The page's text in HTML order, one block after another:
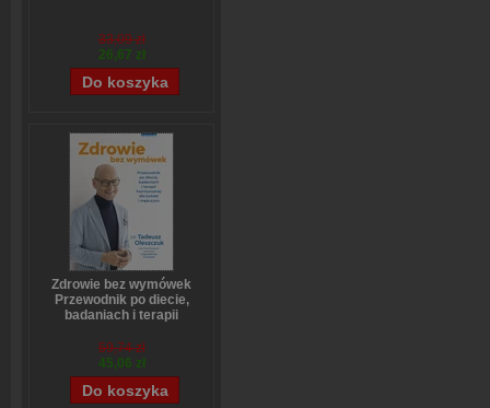
33,09 zł
26,67 zł
Zdrowie bez wymówek
Przewodnik po diecie,
badaniach i terapii
mężczyzn
Tadeusz Oleszczuk
59,74 zł
45,06 zł